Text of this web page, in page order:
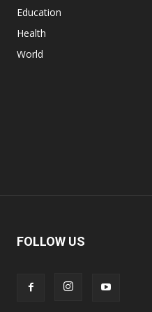
Education
Health
World
FOLLOW US